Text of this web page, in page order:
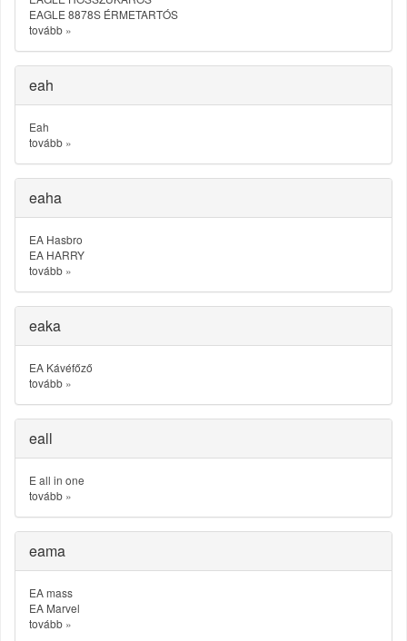
EAGLE 8878S ÉRMETARTÓS
tovább »
eah
Eah
tovább »
eaha
EA Hasbro
EA HARRY
tovább »
eaka
EA Kávéfőző
tovább »
eall
E all in one
tovább »
eama
EA mass
EA Marvel
tovább »